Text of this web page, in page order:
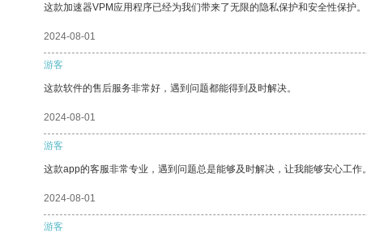
这款加速器VPM应用程序已经为我们带来了无限的隐私保护和安全性保护。
2024-08-01
游客
这款软件的售后服务非常好，遇到问题都能得到及时解决。
2024-08-01
游客
这款app的客服非常专业，遇到问题总是能够及时解决，让我能够安心工作。
2024-08-01
游客